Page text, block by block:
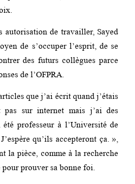
autorisation de travailler, Sayed
de s’occuper l’esprit, de se
des futurs collègues parce
de l’OFPRA.
que j’ai écrit quand j’étais
sur internet mais j’ai des
professeur à l’Université de
qu’ils accepteront ça. »,
la pièce, comme à la recherche
prouver sa bonne foi.